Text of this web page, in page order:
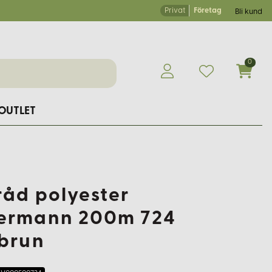
Privat Företag Bli kund
0
polyester
200m 724